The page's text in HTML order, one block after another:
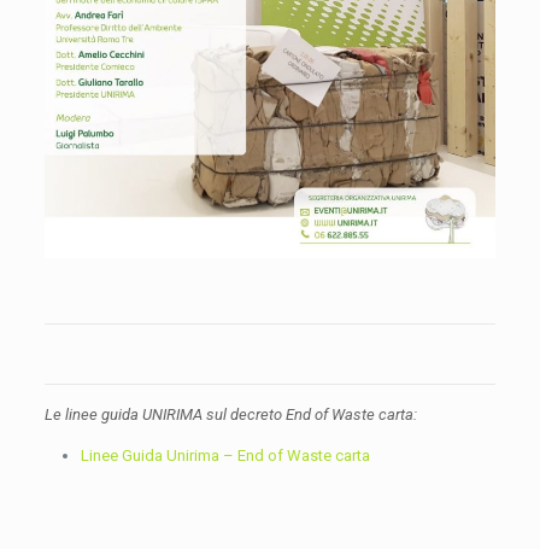
Le linee guida UNIRIMA sul decreto End of Waste carta:
Linee Guida Unirima – End of Waste carta